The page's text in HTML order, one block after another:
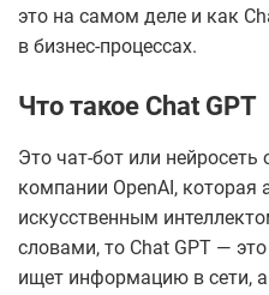
это на самом деле и как
в бизнес-процессах.
Что такое Chat GPT
Это чат-бот или нейросеть
компании OpenAI, которая
искусственным
словами, то Chat GPT —
ищет информацию в сети,